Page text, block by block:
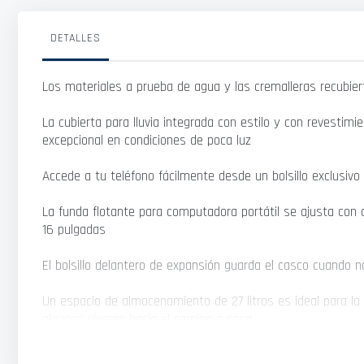
imágenes
DETALLES
Los materiales a prueba de agua y las cremalleras
La cubierta para lluvia integrada con estilo y con
excepcional en condiciones de poca luz
Accede a tu teléfono fácilmente desde un bolsillo
La funda flotante para computadora portátil se ajusta
16 pulgadas
El bolsillo delantero de expansión guarda el casco
Un espacio de almacenamiento de 27 litros es ideal para